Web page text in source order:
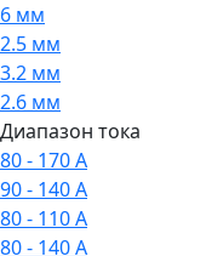
6 мм
2.5 мм
3.2 мм
2.6 мм
Диапазон тока
80 - 170 А
90 - 140 А
80 - 110 А
80 - 140 А